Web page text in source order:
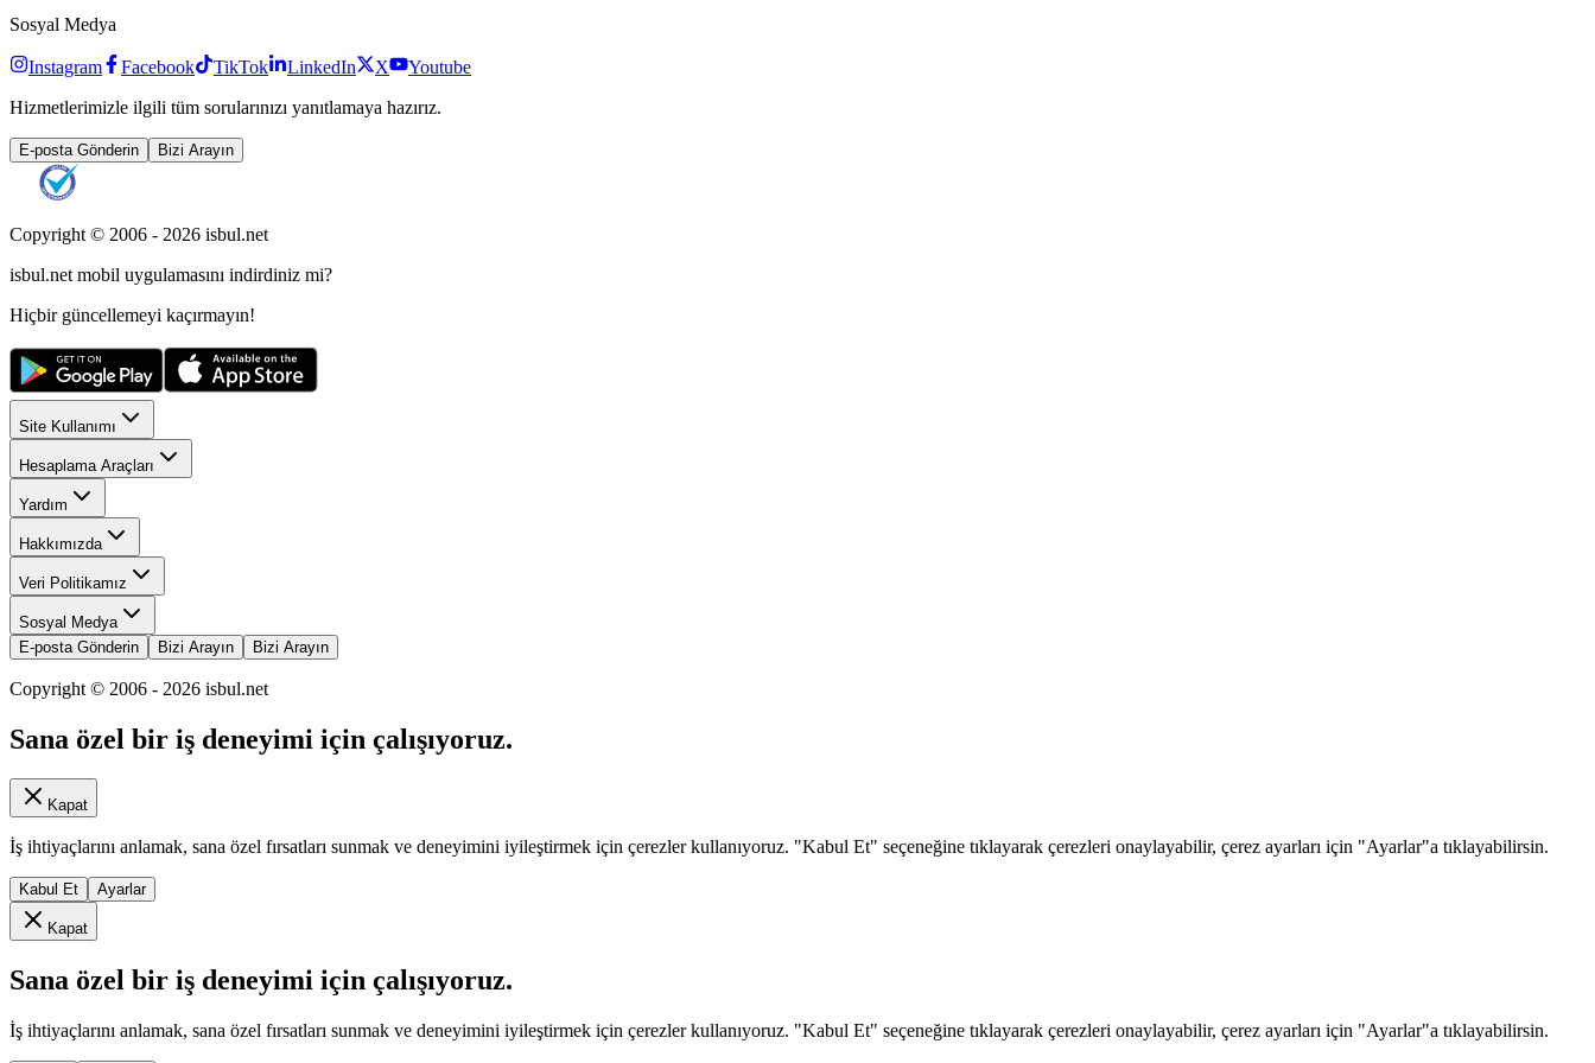
Sosyal Medya
Instagram Facebook TikTok LinkedIn X
Youtube
Hizmetlerimizle ilgili tüm sorularınızı yanıtlamaya hazırız.
E-posta Gönderin Bizi Arayın
Copyright © 2006 - 2026 isbul.net
isbul.net mobil uygulamasını indirdiniz mi?
Hiçbir güncellemeyi kaçırmayın!
Site Kullanımı
Hesaplama Araçları
Yardım
Hakkımızda
Veri Politikamız
Sosyal Medya
E-posta Gönderin
Bizi Arayın Bizi Arayın
Copyright © 2006 - 2026 isbul.net
Sana özel bir iş deneyimi için çalışıyoruz.
Kapat
İş ihtiyaçlarını anlamak, sana özel fırsatları sunmak ve deneyimini iyileştirmek için çerezler kullanıyoruz. "Kabul Et" seçeneğine tıklayarak çerezleri onaylayabilir, çerez ayarları için "Ayarlar"a tıklayabilirsin.
Kabul Et Ayarlar
Kapat
Sana özel bir iş deneyimi için çalışıyoruz.
İş ihtiyaçlarını anlamak, sana özel fırsatları sunmak ve deneyimini iyileştirmek için çerezler kullanıyoruz. "Kabul Et" seçeneğine tıklayarak çerezleri onaylayabilir, çerez ayarları için "Ayarlar"a tıklayabilirsin.